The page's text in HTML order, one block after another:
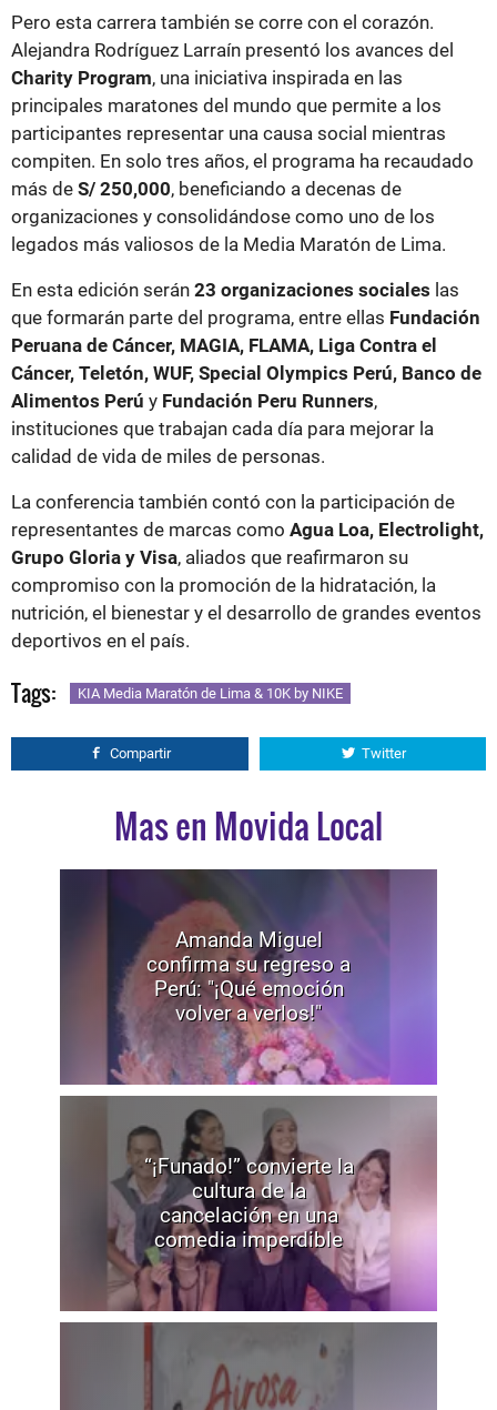
Pero esta carrera también se corre con el corazón.
Alejandra Rodríguez Larraín presentó los avances del
Charity Program, una iniciativa inspirada en las
principales maratones del mundo que permite a los
participantes representar una causa social mientras
compiten. En solo tres años, el programa ha recaudado
más de S/ 250,000, beneficiando a decenas de
organizaciones y consolidándose como uno de los
legados más valiosos de la Media Maratón de Lima.
En esta edición serán 23 organizaciones sociales las
que formarán parte del programa, entre ellas Fundación
Peruana de Cáncer, MAGIA, FLAMA, Liga Contra el
Cáncer, Teletón, WUF, Special Olympics Perú, Banco de
Alimentos Perú y Fundación Peru Runners,
instituciones que trabajan cada día para mejorar la
calidad de vida de miles de personas.
La conferencia también contó con la participación de
representantes de marcas como Agua Loa, Electrolight,
Grupo Gloria y Visa, aliados que reafirmaron su
compromiso con la promoción de la hidratación, la
nutrición, el bienestar y el desarrollo de grandes eventos
deportivos en el país.
Tags: KIA Media Maratón de Lima & 10K by NIKE
Compartir Twitter
Mas en Movida Local
Amanda Miguel
confirma su regreso a
Perú: "¡Qué emoción
volver a verlos!"
“¡Funado!” convierte la
cultura de la
cancelación en una
comedia imperdible